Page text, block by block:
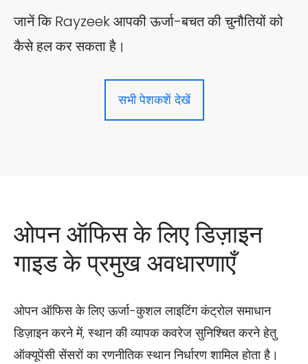
जानें कि Rayzeek आपकी ऊर्जा-बचत की चुनौतियों को
कैसे हल कर सकता है।
सभी पेशकशें देखें
ओपन ऑफिस के लिए डिज़ाइन
गाइड के प्रमुख अवधारणाएँ
ओपन ऑफिस के लिए ऊर्जा-कुशल लाइटिंग कंट्रोल समाधान
डिज़ाइन करने में, स्थान की व्यापक कवरेज सुनिश्चित करने हेतु
ऑक्यूपेंसी सेंसरों का रणनीतिक स्थान निर्धारण शामिल होता है।